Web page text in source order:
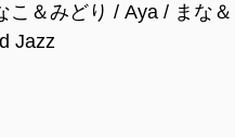
こ＆みどり / Aya / まな
Jazz